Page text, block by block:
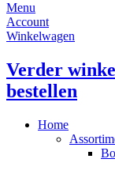
Menu
Account
Winkelwagen
Verder
bestellen
Home